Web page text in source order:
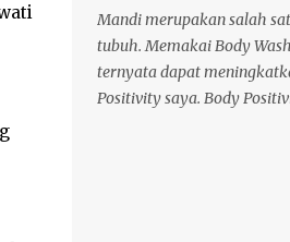
lama film buatan Les
awali oleh Upin dan Ipin
mencari Tok Dalang.
mendapati Tok Dalang di
Mandi merupakan salah
tubuh. Memakai Body
ternyata dapat
Positivity saya. Body